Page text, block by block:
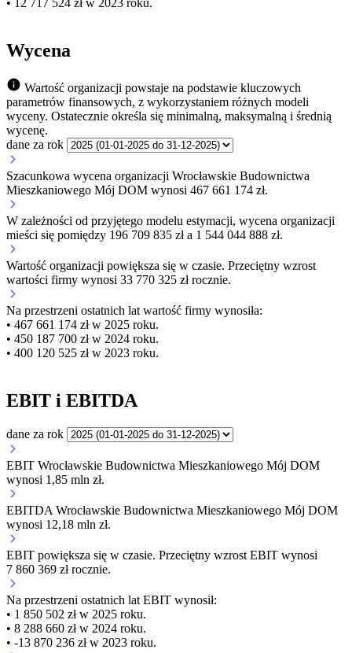
• 12 717 524 zł w 2023 roku.
Wycena
Wartość organizacji powstaje na podstawie kluczowych
parametrów finansowych, z wykorzystaniem różnych modeli
wyceny. Ostatecznie określa się minimalną, maksymalną i średnią
wycenę.
dane za rok
Szacunkowa wycena organizacji Wrocławskie Budownictwa
Mieszkaniowego Mój DOM wynosi 467 661 174 zł.
W zależności od przyjętego modelu estymacji, wycena organizacji
mieści się pomiędzy 196 709 835 zł a 1 544 044 888 zł.
Wartość organizacji powiększa się w czasie. Przeciętny wzrost
wartości firmy wynosi 33 770 325 zł rocznie.
Na przestrzeni ostatnich lat wartość firmy wynosiła:
• 467 661 174 zł w 2025 roku.
• 450 187 700 zł w 2024 roku.
• 400 120 525 zł w 2023 roku.
EBIT i EBITDA
dane za rok
EBIT Wrocławskie Budownictwa Mieszkaniowego Mój DOM
wynosi 1,85 mln zł.
EBITDA Wrocławskie Budownictwa Mieszkaniowego Mój DOM
wynosi 12,18 mln zł.
EBIT powiększa się w czasie. Przeciętny wzrost EBIT wynosi
7 860 369 zł rocznie.
Na przestrzeni ostatnich lat EBIT wynosił:
• 1 850 502 zł w 2025 roku.
• 8 288 660 zł w 2024 roku.
• -13 870 236 zł w 2023 roku.